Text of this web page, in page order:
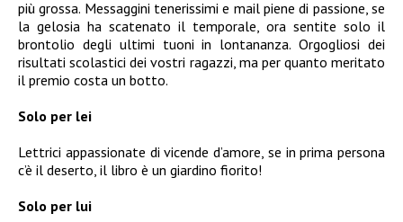
più grossa. Messaggini tenerissimi e mail piene di passione, se
la gelosia ha scatenato il temporale, ora sentite solo il
brontolio degli ultimi tuoni in lontananza. Orgogliosi dei
risultati scolastici dei vostri ragazzi, ma per quanto meritato
il premio costa un botto.
Solo per lei
Lettrici appassionate di vicende d’amore, se in prima persona
c’è il deserto, il libro è un giardino fiorito!
Solo per lui